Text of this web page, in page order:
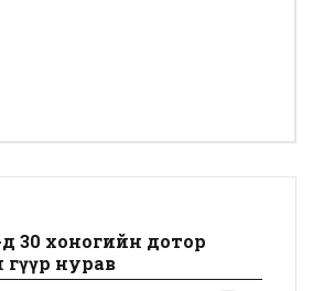
30 хоногийн дотор
гүүр нурав